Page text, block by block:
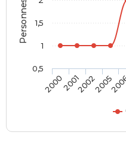
2000200120022005
0,5
1
1,5